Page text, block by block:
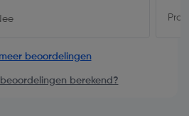
beoordelingen
berekend?